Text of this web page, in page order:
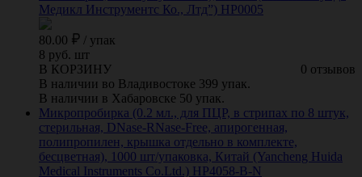
Медикл Инструментс Ко., Лтд”) HP0005
80.00 / упак
8 руб. шт
0 отзывов
В КОРЗИНУ
В наличии во Владивостоке 399 упак.
В наличии в Хабаровске 50 упак.
Микропробирка (0.2 мл., для ПЦР, в стрипах по 8 штук,
стерильная, DNase-RNase-Free, апирогенная,
полипропилен, крышка отдельно в комплекте,
бесцветная), 1000 шт/упаковка, Китай (Yancheng Huida
Medical Instruments Co.Ltd.) HP4058-B-N